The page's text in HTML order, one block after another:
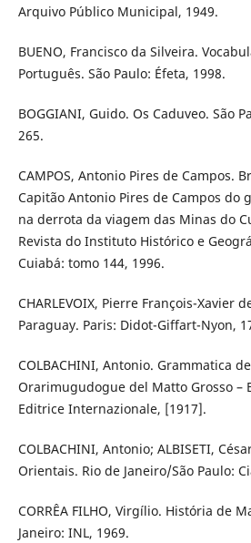
Arquivo Público Municipal, 1949.
BUENO, Francisco da Silveira.
Português. São Paulo: Éfeta, 1998.
BOGGIANI, Guido. Os Caduveo. São
265.
CAMPOS, Antonio Pires de Campos.
Capitão Antonio Pires de Campos do
na derrota da viagem das Minas do
Revista do Instituto Histórico e
Cuiabá: tomo 144, 1996.
CHARLEVOIX, Pierre François-Xavier
Paraguay. Paris: Didot-Giffart-Nyon,
COLBACHINI, Antonio. Grammatica
Orarimugudogue del Matto Grosso –
Editrice Internazionale, [1917].
COLBACHINI, Antonio; ALBISETI,
Orientais. Rio de Janeiro/São Paulo:
CORRÊA FILHO, Virgílio. História de
Janeiro: INL, 1969.